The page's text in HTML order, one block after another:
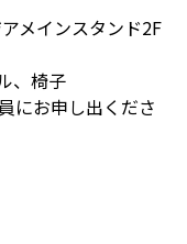
インスタンド2F
椅子
お申し出くださ